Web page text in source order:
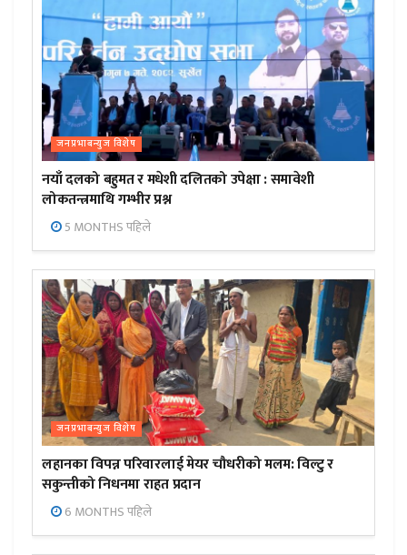
जनप्रभाबन्युज विशेष
नयाँ दलको बहुमत र मधेशी दलितको उपेक्षा : समावेशी
लोकतन्त्रमाथि गम्भीर प्रश्न
5 MONTHS पहिले
जनप्रभाबन्युज विशेष
लहानका विपन्न परिवारलाई मेयर चौधरीको मलम: विल्टु र
सकुन्तीको निधनमा राहत प्रदान
6 MONTHS पहिले